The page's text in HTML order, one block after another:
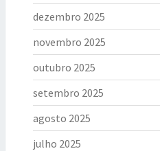
dezembro 2025
novembro 2025
outubro 2025
setembro 2025
agosto 2025
julho 2025